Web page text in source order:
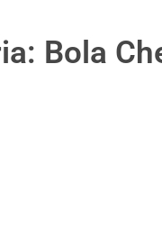
Bola